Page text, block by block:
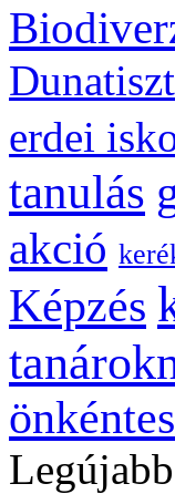
erdei
tanulás
akció
Képzés